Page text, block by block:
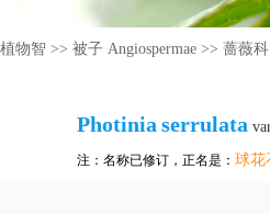
植物智 >> 被子 Angiospermae >> 蔷薇科
Photinia serrulata
注：名称已修订，正名是： 球花